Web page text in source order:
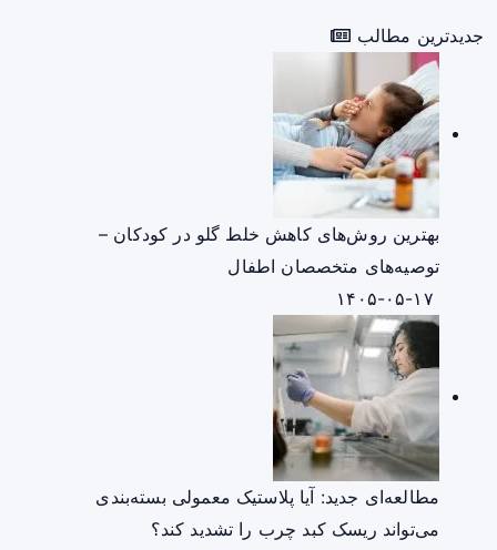
جدیدترین مطالب
بهترین روش‌های کاهش خلط گلو در کودکان –
توصیه‌های متخصصان اطفال
مطالعه‌ای جدید: آیا پلاستیک معمولی بسته‌بندی
می‌تواند ریسک کبد چرب را تشدید کند؟